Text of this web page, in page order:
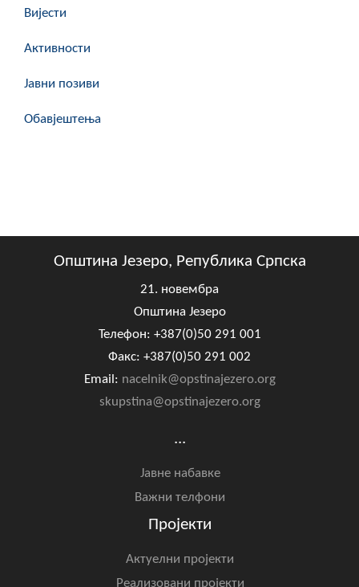
Вијести
Активности
Јавни позиви
Обавјештења
Општина Језеро, Република Српска
21. новембра
Општина Језеро
Телефон: +387(0)50 291 001
Факс: +387(0)50 291 002
Email: nacelnik@opstinajezero.org
skupstina@opstinajezero.org
...
Јавне набавке
Важни телфони
Пројекти
Актуелни пројекти
Реализовани пројекти